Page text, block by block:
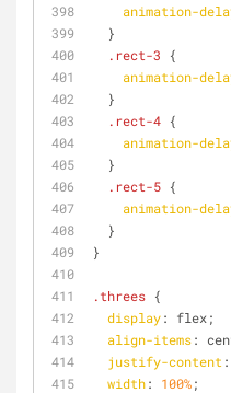
animation-
  }
.rect-3 {
animation-
  }
.rect-4 {
animation-
  }
.rect-5 {
animation-
  }
}
.threes {
display: flex;
align-items:
justify-content
width: 100%;